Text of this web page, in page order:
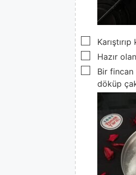
▢
▢
Hazır
▢
Bir fincan
döküp